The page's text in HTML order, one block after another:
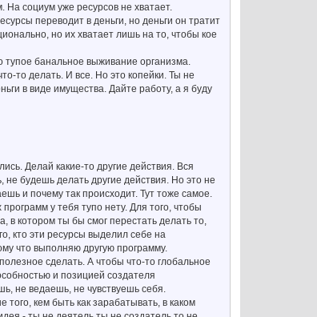
На социум уже ресурсов не хватает.
переводит в деньги, но деньги он тратит
но их хватает лишь на то, чтобы кое
тупое банальное выживание организма.
то делать. И все. Но это копейки. Ты не
в виде имущества. Дайте работу, а я буду
Делай какие-то другие действия. Вся
будешь делать другие действия. Но это не
и почему так происходит. Тут тоже самое.
у тебя тупо нету. Для того, чтобы
в котором ты бы смог перестать делать то,
кто эти ресурсы выделил себе на
что выполняю другую программу.
сделать. А чтобы что-то глобальное
и позицией создателя
не ведаешь, не чувствуешь себя.
того, кем быть как зарабатывать, в каком